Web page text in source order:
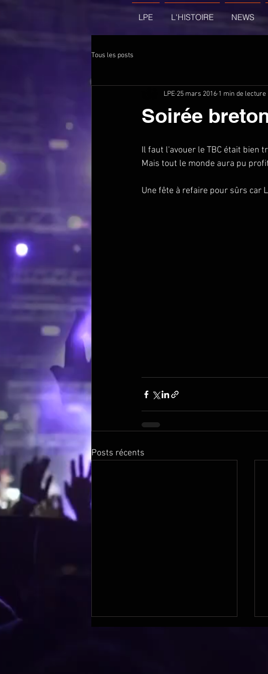
LPE L'HISTOIRE NEWS
Tous les posts
Soirée
LPE 25 mars 2016 1 min de lecture
Il faut l'avouer le TBC était bien
Mais tout le monde aura pu
Une fête à refaire pour sûrs car
Posts récents